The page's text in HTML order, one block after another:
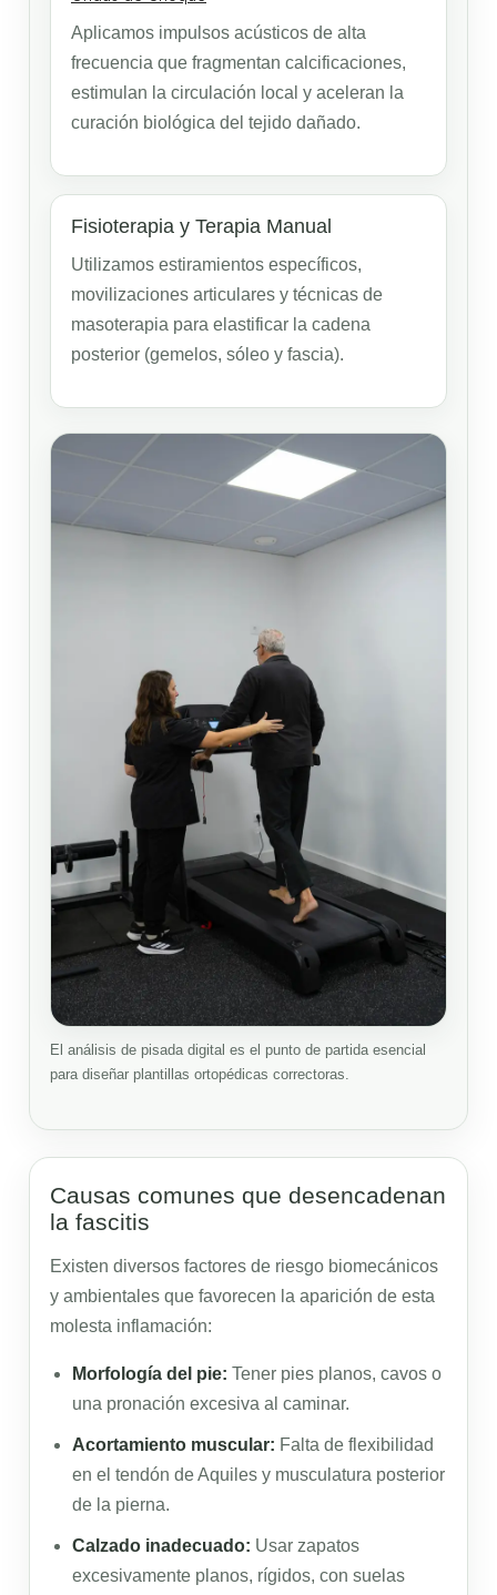
Aplicamos impulsos acústicos de alta
frecuencia que fragmentan calcificaciones,
estimulan la circulación local y aceleran la
curación biológica del tejido dañado.
Fisioterapia y Terapia Manual
Utilizamos estiramientos específicos,
movilizaciones articulares y técnicas de
masoterapia para elastificar la cadena
posterior (gemelos, sóleo y fascia).
El análisis de pisada digital es el punto de partida esencial
para diseñar plantillas ortopédicas correctoras.
Causas comunes que desencadenan
la fascitis
Existen diversos factores de riesgo biomecánicos
y ambientales que favorecen la aparición de esta
molesta inflamación:
Morfología del pie: Tener pies planos, cavos o
una pronación excesiva al caminar.
Acortamiento muscular: Falta de flexibilidad
en el tendón de Aquiles y musculatura posterior
de la pierna.
Calzado inadecuado: Usar zapatos
excesivamente planos, rígidos, con suelas